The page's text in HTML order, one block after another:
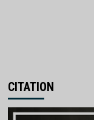
CITATION